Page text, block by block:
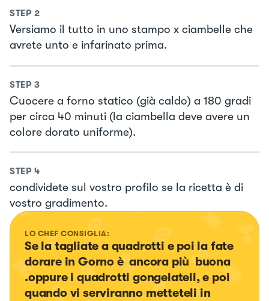
STEP 2
Versiamo il tutto in uno stampo x ciambelle che
avrete unto e infarinato prima.
STEP 3
Cuocere a forno statico (già caldo) a 180 gradi
per circa 40 minuti (la ciambella deve avere un
colore dorato uniforme).
STEP 4
condividete sul vostro profilo se la ricetta è di
vostro gradimento.
LO CHEF CONSIGLIA:
Se la tagliate a quadrotti e poi la fate
dorare in Gorno è  ancora più  buona
.oppure i quadrotti gongelateli, e poi
quando vi serviranno metteteli in